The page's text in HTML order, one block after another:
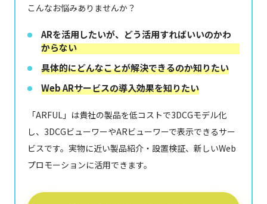
こんなお悩みありませんか？
ARを活用したいが、どう活用すればいいのかわ
からない
具体的にどんなことが解決できるのか知りたい
Web ARサービスの導入効果を知りたい
「ARFUL」は貴社の製品を低コストで3DCGモデル化
し、3DCGビューワーやARビューワーで表示できるサー
ビスです。実物に近い製品紹介・設置検証、新しいWeb
プロモーションに活用できます。